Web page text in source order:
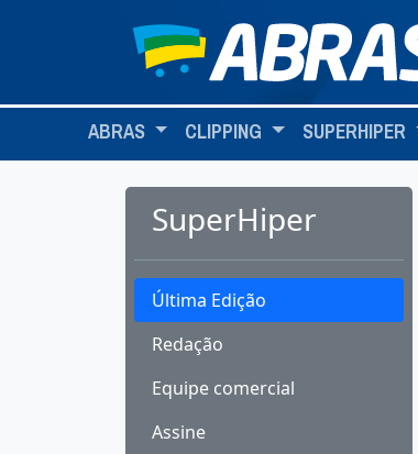
ABRAS CLIPPING SUPERHIPER
SuperHiper
Última Edição
Redação
Equipe comercial
Assine